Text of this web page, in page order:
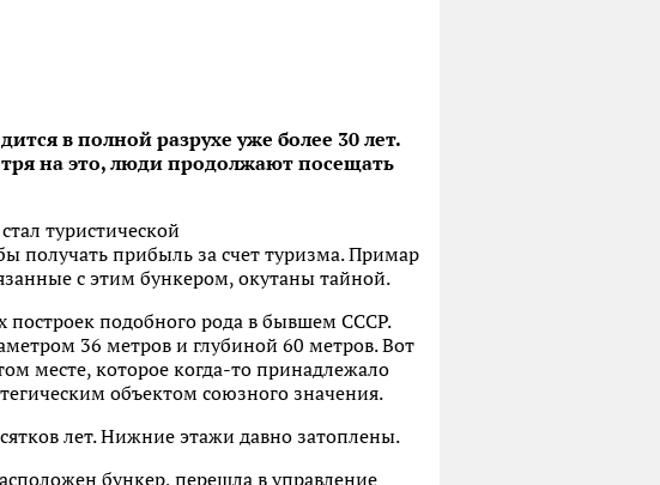
в полной разрухе уже более 30 лет.
на это, люди продолжают посещать
туристической
получать прибыль за счет туризма. Примар
с этим бункером, окутаны тайной.
подобного рода в бывшем СССР.
36 метров и глубиной 60 метров. Вот
месте, которое когда-то принадлежало
объектом союзного значения.
лет. Нижние этажи давно затоплены.
бункер, перешла в управление